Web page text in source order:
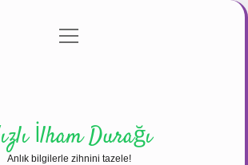
Gizlilik Politikası
menüyü
İlham Durağı
Anlık bilgilerle zihnini tazele!